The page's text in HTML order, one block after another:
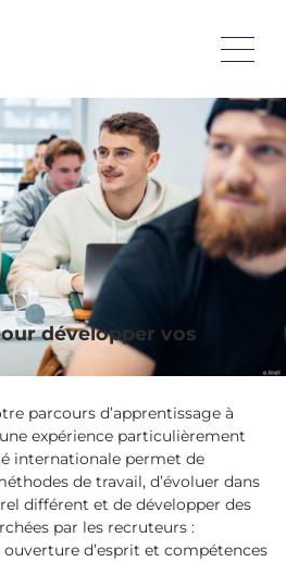
en apprentissage permet aux
une expérience
à l’étranger, essentielle dans le
par la réglementation
parcours renforce les
et interculturelles, améliore
dimension internationale au
développer vos
parcours d’apprentissage à
expérience particulièrement
internationale permet de
de travail, d’évoluer dans
différent et de développer des
par les recruteurs :
d’esprit et compétences